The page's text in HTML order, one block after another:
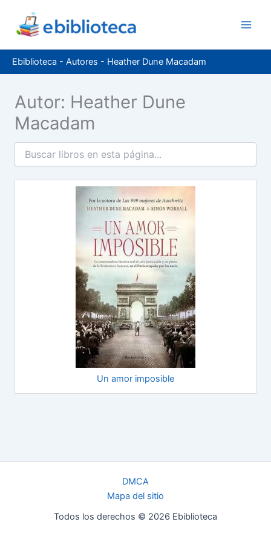
contenido
Ebiblioteca - Autores - Heather Dune Macadam
Autor: Heather Dune
Macadam
Un amor imposible
DMCA
Mapa del sitio
Todos los derechos © 2026 Ebiblioteca